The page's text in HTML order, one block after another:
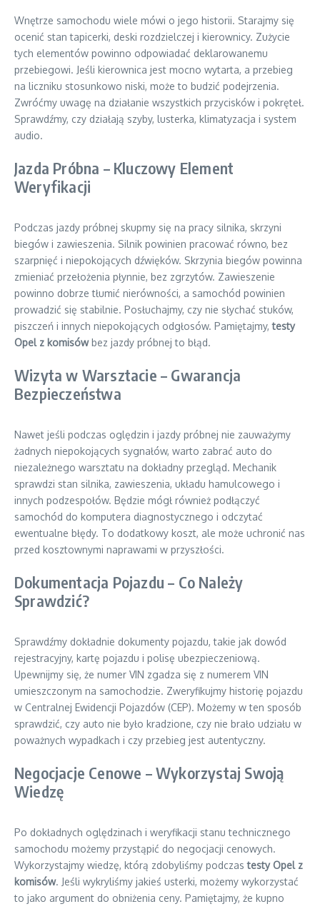
Wnętrze samochodu wiele mówi o jego historii. Starajmy się
ocenić stan tapicerki, deski rozdzielczej i kierownicy. Zużycie
tych elementów powinno odpowiadać deklarowanemu
przebiegowi. Jeśli kierownica jest mocno wytarta, a przebieg
na liczniku stosunkowo niski, może to budzić podejrzenia.
Zwróćmy uwagę na działanie wszystkich przycisków i pokręteł.
Sprawdźmy, czy działają szyby, lusterka, klimatyzacja i system
audio.
Jazda Próbna – Kluczowy Element
Weryfikacji
Podczas jazdy próbnej skupmy się na pracy silnika, skrzyni
biegów i zawieszenia. Silnik powinien pracować równo, bez
szarpnięć i niepokojących dźwięków. Skrzynia biegów powinna
zmieniać przełożenia płynnie, bez zgrzytów. Zawieszenie
powinno dobrze tłumić nierówności, a samochód powinien
prowadzić się stabilnie. Posłuchajmy, czy nie słychać stuków,
piszczeń i innych niepokojących odgłosów. Pamiętajmy,testy
Opel z komisówbez jazdy próbnej to błąd.
Wizyta w Warsztacie – Gwarancja
Bezpieczeństwa
Nawet jeśli podczas oględzin i jazdy próbnej nie zauważymy
żadnych niepokojących sygnałów, warto zabrać auto do
niezależnego warsztatu na dokładny przegląd. Mechanik
sprawdzi stan silnika, zawieszenia, układu hamulcowego i
innych podzespołów. Będzie mógł również podłączyć
samochód do komputera diagnostycznego i odczytać
ewentualne błędy. To dodatkowy koszt, ale może uchronić nas
przed kosztownymi naprawami w przyszłości.
Dokumentacja Pojazdu – Co Należy
Sprawdzić?
Sprawdźmy dokładnie dokumenty pojazdu, takie jak dowód
rejestracyjny, kartę pojazdu i polisę ubezpieczeniową.
Upewnijmy się, że numer VIN zgadza się z numerem VIN
umieszczonym na samochodzie. Zweryfikujmy historię pojazdu
w Centralnej Ewidencji Pojazdów (CEP). Możemy w ten sposób
sprawdzić, czy auto nie było kradzione, czy nie brało udziału w
poważnych wypadkach i czy przebieg jest autentyczny.
Negocjacje Cenowe – Wykorzystaj Swoją
Wiedzę
Po dokładnych oględzinach i weryfikacji stanu technicznego
samochodu możemy przystąpić do negocjacji cenowych.
Wykorzystajmy wiedzę, którą zdobyliśmy podczastesty Opel z
komisów. Jeśli wykryliśmy jakieś usterki, możemy wykorzystać
to jako argument do obniżenia ceny. Pamiętajmy, że kupno